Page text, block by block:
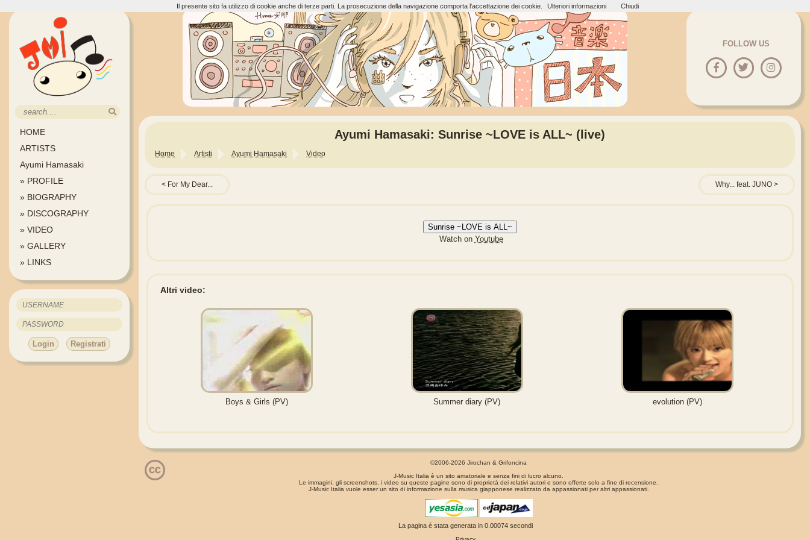
HOME
ARTISTS
Ayumi Hamasaki
» PROFILE
» BIOGRAPHY
» DISCOGRAPHY
» VIDEO
» GALLERY
» LINKS
Login Registrati
FOLLOW US
Ayumi Hamasaki: Sunrise ~LOVE is ALL~ (live)
Home Artisti Ayumi Hamasaki Video
For My Dear... Why... feat. JUNO
Sunrise ~LOVE is ALL~
Watch on Youtube
Altri video:
Boys & Girls (PV) Summer diary (PV) evolution (PV)
©2006-2026 Jirochan & Grifoncina
J-Music Italia è un sito amatoriale e senza fini di lucro alcuno.
Le immagini, gli screenshots, i video su queste pagine sono di proprietà dei relativi autori e sono offerte solo a fine di recensione.
J-Music Italia vuole esser un sito di informazione sulla musica giapponese realizzato da appassionati per altri appassionati.
La pagina é stata generata in 0.00074 secondi
Il presente sito fa utilizzo di cookie anche di terze parti. La prosecuzione della navigazione comporta l'accettazione dei cookie. Ulteriori informazioni Chiudi